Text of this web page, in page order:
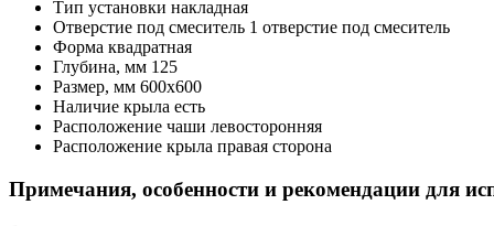
Тип установки накладная
Отверстие под смеситель 1 отверстие под смеситель
Форма квадратная
Глубина, мм 125
Размер, мм 600х600
Наличие крыла есть
Расположение чаши левосторонняя
Расположение крыла правая сторона
Примечания, особенности и рекомендации для